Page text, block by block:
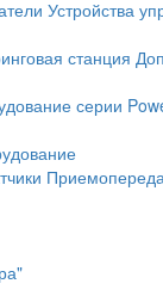
Устройства
станция
серии